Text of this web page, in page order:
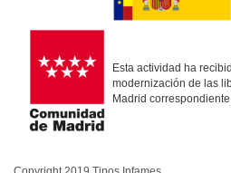
Esta actividad ha
modernización de las
Madrid